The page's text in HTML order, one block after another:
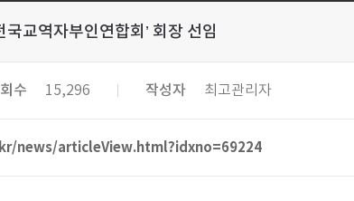
교역자부인연합회’ 회장 선임
수 15,296 작성자 최고관리자
news/articleView.html?idxno=69224